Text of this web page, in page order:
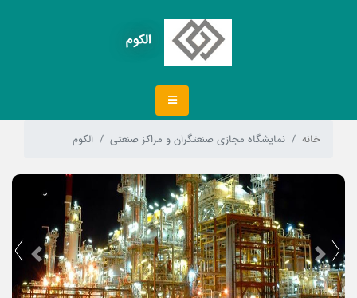
الکوم
خانه نمایشگاه مجازی صنعتگران و مراکز صنعتی الکوم
Previous
Next